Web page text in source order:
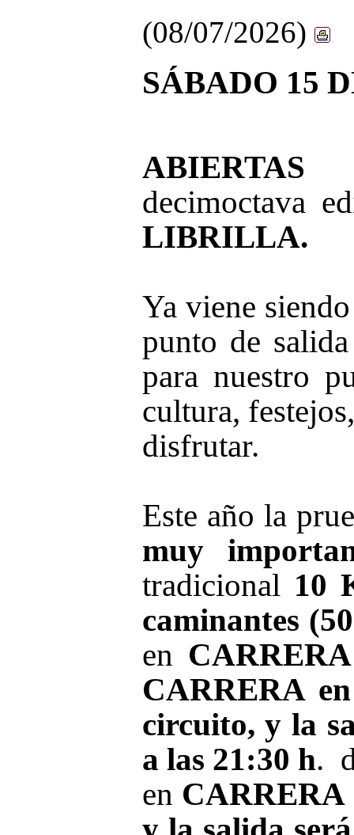
(08/07/2026)
SÁBADO 15
ABIERTAS
decimoctava
LIBRILLA.
Ya viene
punto de
para nuestro
cultura,
disfrutar.
Este año la
muy
tradicional 10
caminantes
en
CARRERA
circuito, y la
a las 21:30 h.
en